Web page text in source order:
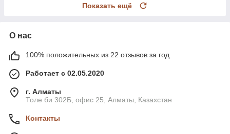
Показать ещё
О нас
100% положительных из 22 отзывов за год
Работает с 02.05.2020
г. Алматы
Толе би 302Б, офис 25, Алматы, Казахстан
Контакты